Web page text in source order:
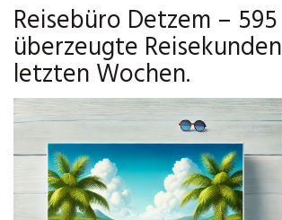
Reisebüro Detzem – 595
überzeugte
letzten Wochen.